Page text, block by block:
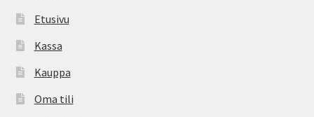
Etusivu
Kassa
Kauppa
Oma tili